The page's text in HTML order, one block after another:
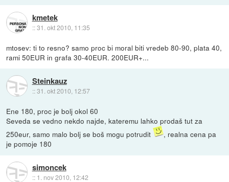
kmetek
::31. okt 2010, 11:35
mtosev: ti to resno? samo proc bi moral biti vredeb 80-90, plata 40,
rami 50EUR in grafa 30-40EUR. 200EUR+...
Steinkauz
::31. okt 2010, 12:57
Ene 180, proc je bolj okol 60
Seveda se vedno nekdo najde, kateremu lahko prodaš tut za
250eur, samo malo bolj se boš mogu potrudit
, realna cena pa
je pomoje 180
simoncek
:: 1. nov 2010, 12:42